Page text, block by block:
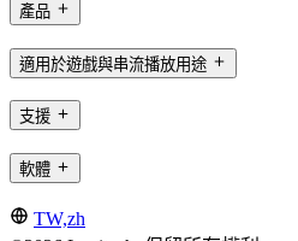
產品
適用於遊戲與串流播放用途
支援
軟體
TW,zh